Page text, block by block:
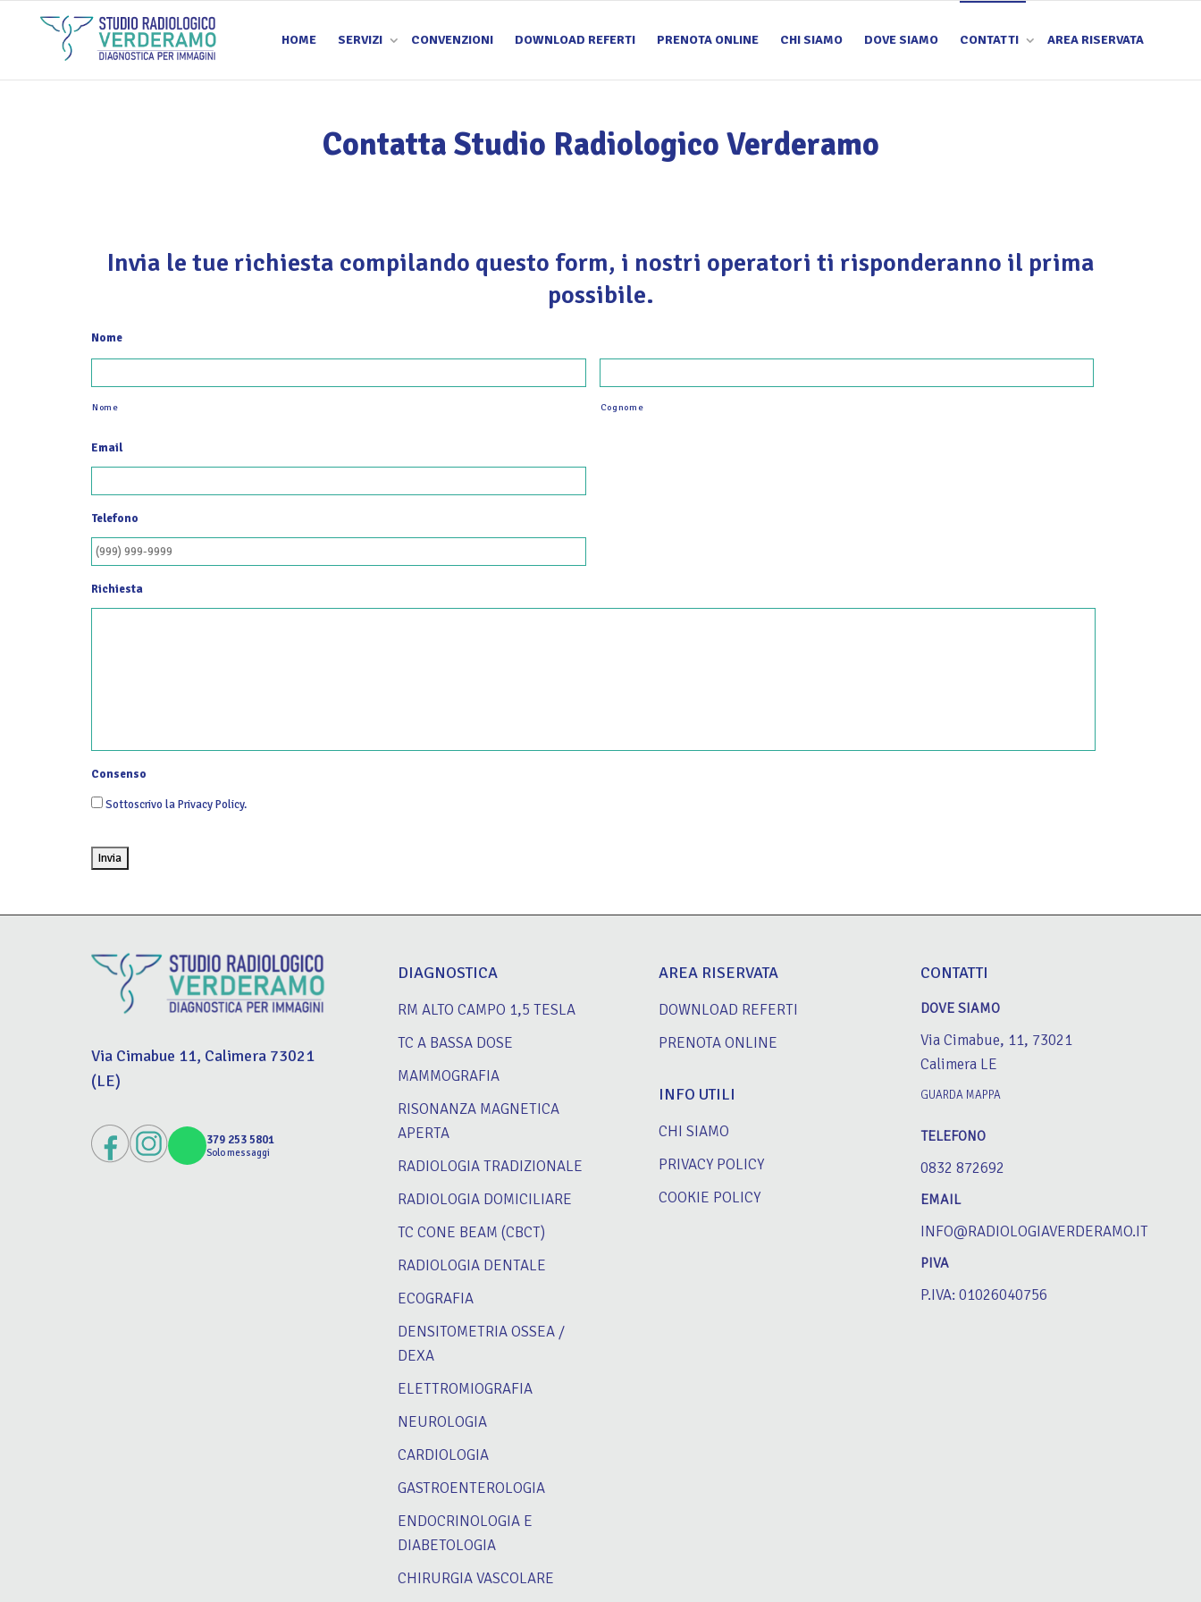
HOME SERVIZI CONVENZIONI DOWNLOAD REFERTI PRENOTA ONLINE CHI SIAMO DOVE SIAMO CONTATTI AREA RISERVATA
Contatta Studio Radiologico Verderamo
Invia le tue richiesta compilando questo form, i nostri operatori ti risponderanno il prima
possibile.
Nome
Nome Cognome
Email
Telefono
Richiesta
Consenso
Sottoscrivo la Privacy Policy.
Invia
Via Cimabue 11, Calimera 73021
(LE)
379 253 5801
Solo messaggi
DIAGNOSTICA
RM ALTO CAMPO 1,5 TESLA
TC A BASSA DOSE
MAMMOGRAFIA
RISONANZA MAGNETICA
APERTA
RADIOLOGIA TRADIZIONALE
RADIOLOGIA DOMICILIARE
TC CONE BEAM (CBCT)
RADIOLOGIA DENTALE
ECOGRAFIA
DENSITOMETRIA OSSEA /
DEXA
ELETTROMIOGRAFIA
NEUROLOGIA
CARDIOLOGIA
GASTROENTEROLOGIA
ENDOCRINOLOGIA E
DIABETOLOGIA
CHIRURGIA VASCOLARE
AREA RISERVATA
DOWNLOAD REFERTI
PRENOTA ONLINE
INFO UTILI
CHI SIAMO
PRIVACY POLICY
COOKIE POLICY
CONTATTI
DOVE SIAMO
Via Cimabue, 11, 73021
Calimera LE
GUARDA MAPPA
TELEFONO
0832 872692
EMAIL
INFO@RADIOLOGIAVERDERAMO.IT
PIVA
P.IVA: 01026040756